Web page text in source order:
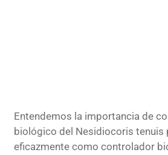
Entendemos la importancia de
biológico del Nesidiocoris tenuis
eficazmente como controlador